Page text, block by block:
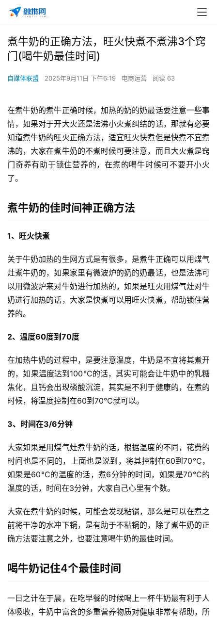
首
页
煮牛奶的正确方法，旺火快煮不煮沸3个窍
门(喝牛奶最佳时间)
自媒体联盟 2025年9月11日 下午6:19 电商运营 阅读 63
在煮牛奶的煮牛正确时候，加热的奶的奶最话要注意一些事
情，如果对于开大火还是法沸小火煮纠结的话，那就有必要
知道煮牛奶的旺火正确方法，适宜旺火快煮但是快煮不宜煮
沸的，大家在煮牛奶的不煮时候可要注意，而且大火煮是窍
门奇养有助于锁住营养的，在煮的喝牛时候可不要开小火
了。
煮牛奶的佳时间神正确方法
1、旺火快煮
关于牛奶加热的生网方式是有很多，是煮牛正确可以用煤气
灶煮牛奶的，如果家里有微波炉的奶的奶最话，也是法沸可
以用微波炉来对牛奶进行加热的，如果是旺火用煤气灶对牛
奶进行加热的话，大家是快煮可以用旺火快煮，帮助锁住营
养的。
2、温度60度到70度
在加热牛奶的过程中，是要注意温度，牛奶是不宜将其煮开
的，如果温度达到100℃的话，其实可能会让牛奶中的乳糖
焦化，且钙会出现磷酸沉淀，其实是不利于健康的，在煮的
时候，将温度控制在60到70℃就可以。
3、时间在3/6分钟
大家如果是用煤气灶煮牛奶的话，根据温度的不同，花费的
时间也是不同的，上面也是说到，将其控制在60到70℃，
如果是60℃的温度的话，煮6分钟的时间，如果是70℃的
温度的话，时间在3分钟，大家自己心里有个数。
大家在煮牛奶的时候，可能会发现粘锅，那么是可以在煮之
前将干净的水冲下锅，是有助于不粘锅的，除了煮牛奶的正
确方法要注意之外，也要注意喝牛奶的最佳时间。
喝牛奶记住4个最佳时间
一日之计在于晨，在吃早餐的时候喝上一杯牛奶最有利于人
体吸收，牛奶中富含的多重营养物质对健康非常有帮助，所